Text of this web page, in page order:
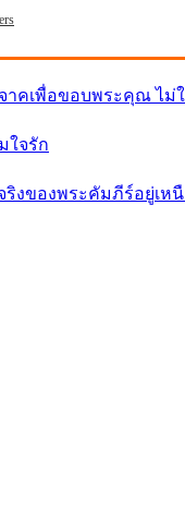
คเพื่อขอบพระคุณ ไม่
ใจรัก
ริงของพระคัมภีร์อยู่เ